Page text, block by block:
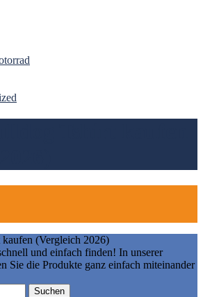
(Vergleich 2026)
und einfach finden! In unserer
Sie die Produkte ganz einfach miteinander
Suchen